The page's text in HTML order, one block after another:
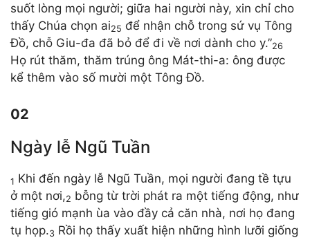
suốt lòng mọi người; giữa hai người này, xin chỉ cho
thấy Chúa chọn ai25 để nhận chỗ trong sứ vụ Tông
Đồ, chỗ Giu-đa đã bỏ để đi về nơi dành cho y.”26
Họ rút thăm, thăm trúng ông Mát-thi-a: ông được
kể thêm vào số mười một Tông Đồ.
02
Ngày lễ Ngũ Tuần
1 Khi đến ngày lễ Ngũ Tuần, mọi người đang tề tựu
ở một nơi,2 bỗng từ trời phát ra một tiếng động, như
tiếng gió mạnh ùa vào đầy cả căn nhà, nơi họ đang
tụ họp.3 Rồi họ thấy xuất hiện những hình lưỡi giống